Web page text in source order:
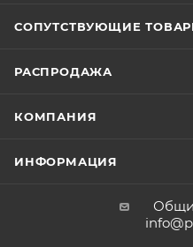
СОПУТСТВУЮЩИЕ
РАСПРОДАЖА
КОМПАНИЯ
ИНФОРМАЦИЯ